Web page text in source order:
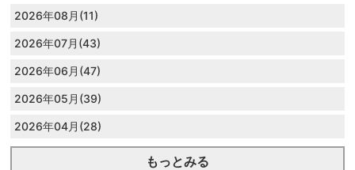
2026年08月(11)
2026年07月(43)
2026年06月(47)
2026年05月(39)
2026年04月(28)
もっとみる